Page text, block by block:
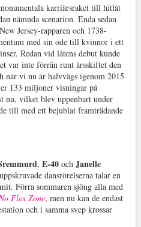
karriärsraket till hitlåt
nämnda scenarion. Enda sedan
Jersey-rapparen och 1738-
med sin ode till kvinnor i ett
Redan vid låtens debut kunde
var inte förrän runt årsskiftet den
när vi nu är halvvägs igenom 2015
133 miljoner visningar på
nu, vilket blev uppenbart under
till med ett bejublat framträdande
, E-40och Janelle
dansrörelserna talar en
Förra sommaren sjöng alla med
Flex Zone, men nu kan de endast
och i samma svep krossar